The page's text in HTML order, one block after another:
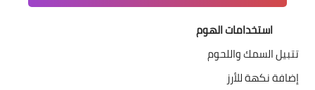
استخدامات الهوم
تتبيل السمك واللحوم
إضافة نكهة للأرز